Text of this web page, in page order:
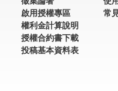
啟用授權專區
權利金計算說明
授權合約書下載
投稿基本資料表
常